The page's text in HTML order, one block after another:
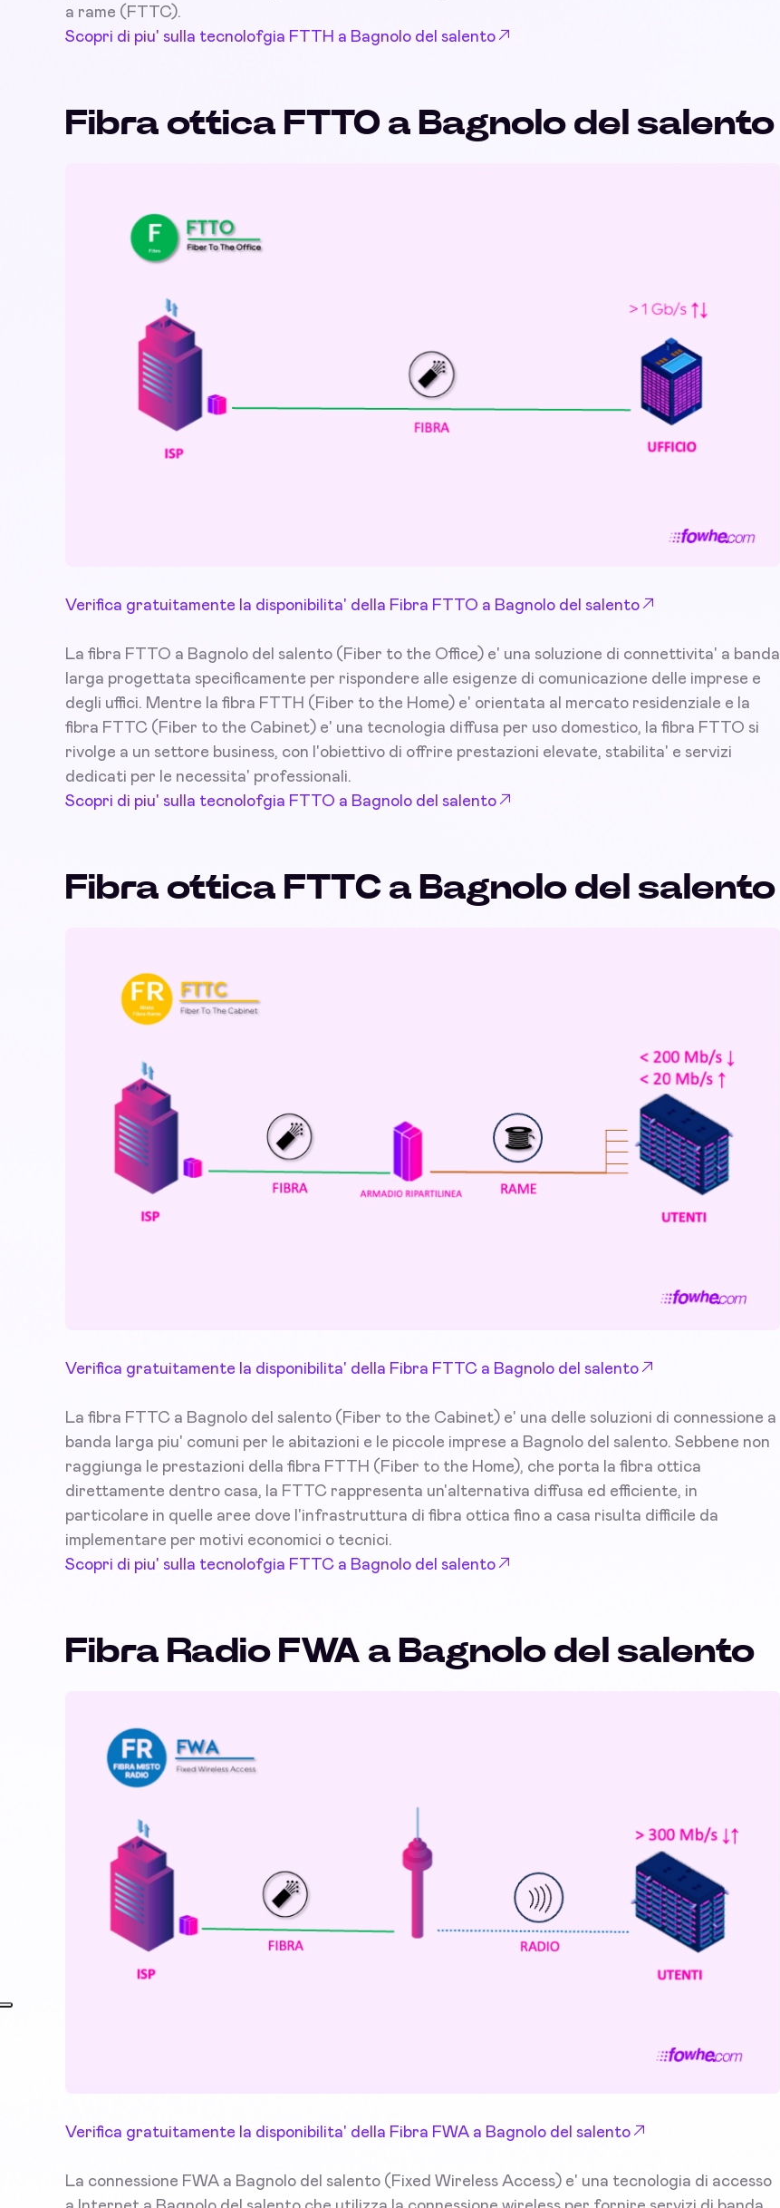
a rame (FTTC).
Scopri di piu' sulla tecnolofgia FTTH a Bagnolo del salento
Fibra ottica FTTO a Bagnolo del salento
Verifica gratuitamente la disponibilita' della Fibra FTTO a Bagnolo del salento
La fibra FTTO a Bagnolo del salento (Fiber to the Office) e' una soluzione di connettivita' a banda
larga progettata specificamente per rispondere alle esigenze di comunicazione delle imprese e
degli uffici. Mentre la fibra FTTH (Fiber to the Home) e' orientata al mercato residenziale e la
fibra FTTC (Fiber to the Cabinet) e' una tecnologia diffusa per uso domestico, la fibra FTTO si
rivolge a un settore business, con l'obiettivo di offrire prestazioni elevate, stabilita' e servizi
dedicati per le necessita' professionali.
Scopri di piu' sulla tecnolofgia FTTO a Bagnolo del salento
Fibra ottica FTTC a Bagnolo del salento
Verifica gratuitamente la disponibilita' della Fibra FTTC a Bagnolo del salento
La fibra FTTC a Bagnolo del salento (Fiber to the Cabinet) e' una delle soluzioni di connessione a
banda larga piu' comuni per le abitazioni e le piccole imprese a Bagnolo del salento. Sebbene non
raggiunga le prestazioni della fibra FTTH (Fiber to the Home), che porta la fibra ottica
direttamente dentro casa, la FTTC rappresenta un'alternativa diffusa ed efficiente, in
particolare in quelle aree dove l'infrastruttura di fibra ottica fino a casa risulta difficile da
implementare per motivi economici o tecnici.
Scopri di piu' sulla tecnolofgia FTTC a Bagnolo del salento
Fibra Radio FWA a Bagnolo del salento
Verifica gratuitamente la disponibilita' della Fibra FWA a Bagnolo del salento
La connessione FWA a Bagnolo del salento (Fixed Wireless Access) e' una tecnologia di accesso